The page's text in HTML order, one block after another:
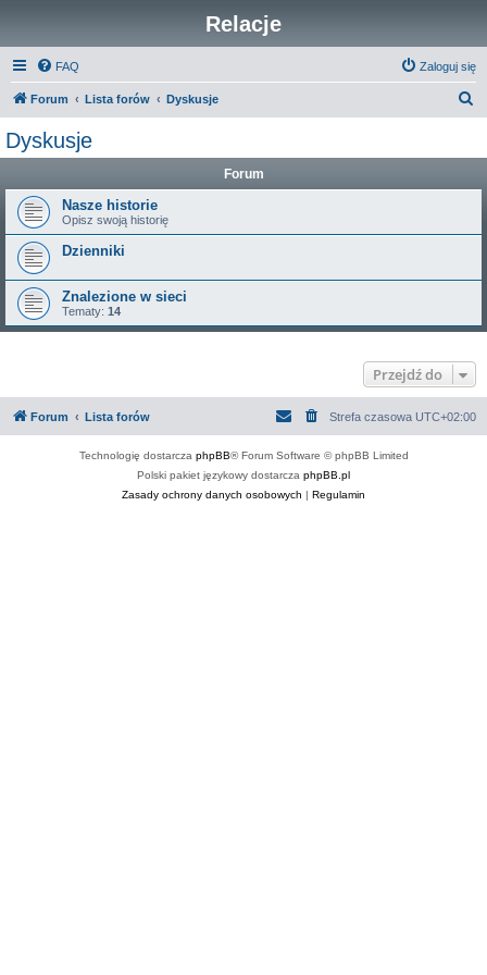
Relacje
FAQ Zaloguj się
Forum Lista forów Dyskusje
Dyskusje
Forum
Nasze historie
Opisz swoją historię
Dzienniki
Znalezione w sieci
Tematy: 14
Przejdź do
Forum Lista forów Strefa czasowa UTC+02:00
Technologię dostarcza phpBB® Forum Software © phpBB Limited
Polski pakiet językowy dostarcza phpBB.pl
Zasady ochrony danych osobowych | Regulamin